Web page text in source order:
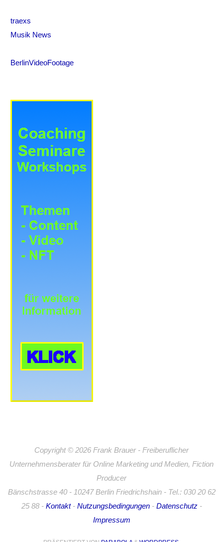
traexs
Musik News
BerlinVideoFootage
Copyright © 2026 Frank Brauer - Freiberuflicher
Unternehmensberater für Online Marketing und Medien, Fiction
Producer
Bänschstrasse 40 - 10247 Berlin Friedrichshain - Tel.: 030 20 62
25 88 - Kontakt- Nutzungsbedingungen- Datenschutz-
Impressum